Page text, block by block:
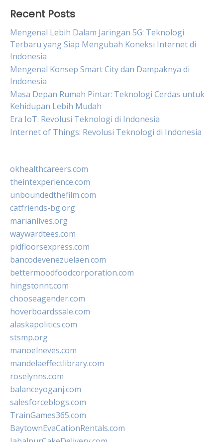
Recent Posts
Mengenal Lebih Dalam Jaringan 5G: Teknologi
Terbaru yang Siap Mengubah Koneksi Internet di
Indonesia
Mengenal Konsep Smart City dan Dampaknya di
Indonesia
Masa Depan Rumah Pintar: Teknologi Cerdas untuk
Kehidupan Lebih Mudah
Era IoT: Revolusi Teknologi di Indonesia
Internet of Things: Revolusi Teknologi di Indonesia
okhealthcareers.com
theintexperience.com
unboundedthefilm.com
catfriends-bg.org
marianlives.org
waywardtees.com
pidfloorsexpress.com
bancodevenezuelaen.com
bettermoodfoodcorporation.com
hingstonnt.com
chooseagender.com
hoverboardssale.com
alaskapolitics.com
stsmp.org
manoelneves.com
mandelaeffectlibrary.com
roselynns.com
balanceyoganj.com
salesforceblogs.com
TrainGames365.com
BaytownEvaCationRentals.com